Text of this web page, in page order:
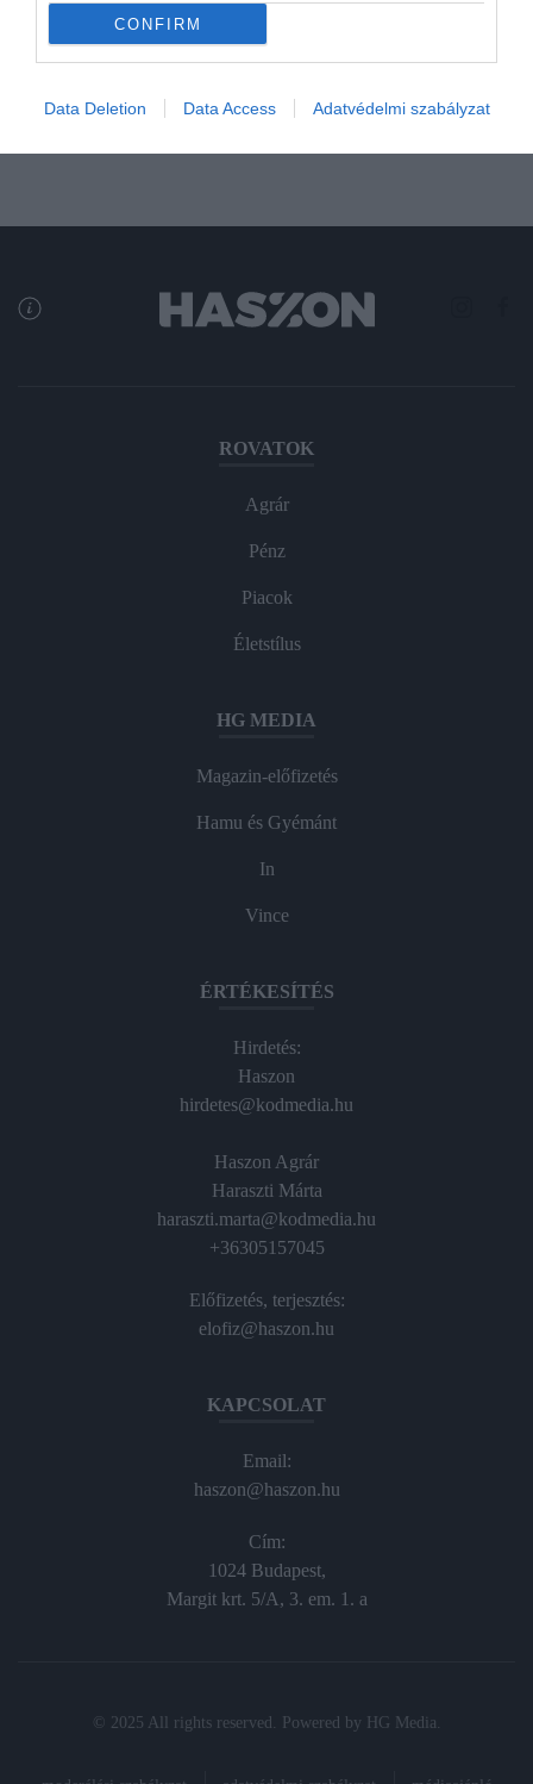
CONFIRM
Data Deletion Data Access Adatvédelmi szabályzat
álláskeresési járadékra, de nem is tudnak dolgozni, például
egészségi állapotuk…
rectangle
ROVATOK
Agrár
Pénz
Piacok
Életstílus
HG MEDIA
Magazin-előfizetés
Hamu és Gyémánt
In
Vince
ÉRTÉKESÍTÉS
Hirdetés:
Haszon
hirdetes@kodmedia.hu
Haszon Agrár
Haraszti Márta
haraszti.marta@kodmedia.hu
+36305157045
Előfizetés, terjesztés:
elofiz@haszon.hu
KAPCSOLAT
Email:
haszon@haszon.hu
Cím:
1024 Budapest,
Margit krt. 5/A, 3. em. 1. a
© 2025 All rights reserved. Powered by HG Media